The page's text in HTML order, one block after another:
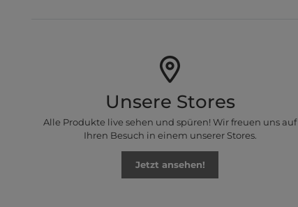
Unsere Stores
Alle Produkte live sehen und spüren! Wir freuen uns auf
Ihren Besuch in einem unserer Stores.
Jetzt ansehen!